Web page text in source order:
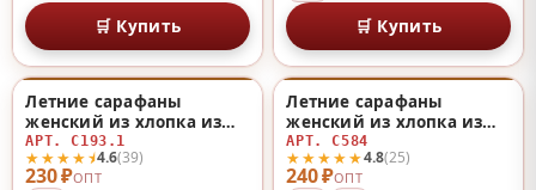
🛒 Купить 🛒 Купить
230 ₽ОПТ
★★★★⯨4.6(39)
Летние сарафаны
женский из хлопка из
хлопка
АРТ. С193.1
240 ₽ОПТ
★★★★★4.8(25)
Летние сарафаны
женский из хлопка из
хлопка
АРТ. С584